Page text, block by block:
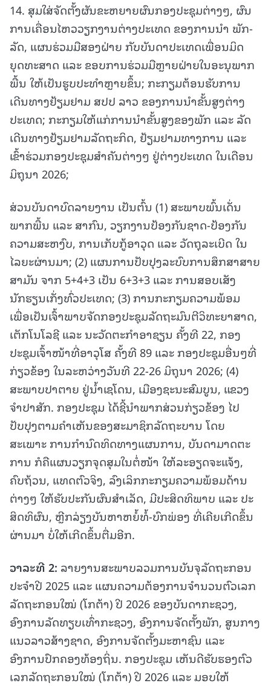
14. ສຸມໃສ່ຈັດຕັ້ງຜັນຂະຫຍາຍຜົນກອງປະຊຸມຕ່າງໆ, ຜົນ
ການເຄື່ອນໄຫວວຽກງານຕ່າງປະເທດ ຂອງການນໍາ ພັກ-
ລັດ, ແຜນຮ່ວມມືສອງຝ່າຍ ກັບບັນດາປະເທດເພື່ອນມິດ
ຍຸດທະສາດ ແລະ ຂອບການຮ່ວມມືຫຼາຍຝ່າຍໃນອະນຸພາກ
ພື້ນ ໃຫ້ເປັນຮູບປະທຳຫຼາຍຂຶ້ນ; ກະກຽມຕ້ອນຮັບການ
ເດີນທາງຢ້ຽມຢາມ ສປປ ລາວ ຂອງການນຳຂັ້ນສູງຕ່າງ
ປະເທດ; ກະກຽມໃຫ້ແກ່ການນຳຂັ້ນສູງຂອງພັກ ແລະ ລັດ
ເດີນທາງຢ້ຽມຢາມລັດຖະກິດ, ຢ້ຽມຢາມທາງການ ແລະ
ເຂົ້າຮ່ວມກອງປະຊຸມສຳຄັນຕ່າງໆ ຢູ່ຕ່າງປະເທດ ໃນເດືອນ
ມິຖຸນາ 2026;
ສ່ວນບັນດາບົດລາຍງານ ເປັນຕົ້ນ (1) ສະພາບພົ້ນເດັ່ນ
ພາກພື້ນ ແລະ ສາກົນ, ວຽກງານປ້ອງກັນຊາດ-ປ້ອງກັນ
ຄວາມສະຫງົບ, ການເກັບກູ້ອາວຸດ ແລະ ວັດຖຸລະເບີດ ໃນ
ໄລຍະຜ່ານມາ; (2) ແຜນການປັບປຸງລະບົບການສຶກສາສາຍ
ສາມັນ ຈາກ 5+4+3 ເປັນ 6+3+3 ແລະ ການສອບເສັງ
ນັກຮຽນເກັ່ງທົ່ວປະເທດ; (3) ການກະກຽມຄວາມພ້ອມ
ເພື່ອເປັນເຈົ້າພາບຈັດກອງປະຊຸມລັດຖະມົນຕີວິທະຍາສາດ,
ເຕັກໂນໂລຊີ ແລະ ນະວັດຕະກຳອາຊຽນ ຄັ້ງທີ 22, ກອງ
ປະຊຸມເຈົ້າໜ້າທີ່ອາວຸໂສ ຄັ້ງທີ 89 ແລະ ກອງປະຊຸມອື່ນໆທີ່
ກ່ຽວຂ້ອງ ໃນລະຫວ່າງວັນທີ 22-26 ມິຖຸນາ 2026; (4)
ສະພາບປາຕາຍ ຢູ່ນໍ້າເຊໂດນ, ເມືອງຊະນະສົມບູນ, ແຂວງ
ຈຳປາສັກ. ກອງປະຊຸມ ໄດ້ຊີ້ນຳພາກສ່ວນກ່ຽວຂ້ອງ ໄປ
ປັບປຸງຕາມຄໍາເຫັນຂອງສະມາຊິກລັດຖະບານ ໂດຍ
ສະເພາະ ການກຳນົດທິດທາງແຜນການ, ບັນດາມາດຕະ
ການ ກໍຄືແຜນວຽກຈຸດສຸມໃນຕໍ່ໜ້າ ໃຫ້ລະອຽດຈະແຈ້ງ,
ຄົບຖ້ວນ, ແທດຕົວຈິງ, ລົງເລິກກະກຽມຄວາມພ້ອມດ້ານ
ຕ່າງໆ ໃຫ້ຮັບປະກັນຜົນສຳເລັດ, ມີປະສິດທິພາບ ແລະ ປະ
ສິດທິຜົນ, ຫຼີກລ່ຽງບັນຫາຫຍໍ້ທໍ້-ບົກພ່ອງ ທີ່ເຄີຍເກີດຂຶ້ນ
ຜ່ານມາ ບໍ່ໃຫ້ເກີດຂຶ້ນຕື່ມອີກ.
ວາລະທີ 2: ລາຍງານສະພາບລວມການບັນຈຸລັດຖະກອນ
ປະຈໍາປີ 2025 ແລະ ແຜນຄວາມຕ້ອງການຈໍານວນຕົວເລກ
ລັດຖະກອນໃໝ່ (ໂກຕ້າ) ປີ 2026 ຂອງບັນດາກະຊວງ,
ອົງການລັດທຽບເທົ່າກະຊວງ, ອົງການຈັດຕັ້ງພັກ, ສູນກາງ
ແນວລາວສ້າງຊາດ, ອົງການຈັດຕັ້ງມະຫາຊົນ ແລະ
ອົງການປົກຄອງທ້ອງຖິ່ນ. ກອງປະຊຸມ ເຫັນດີຮັບຮອງຕົວ
ເລກລັດຖະກອນໃໝ່ (ໂກຕ້າ) ປີ 2026 ແລະ ມອບໃຫ້